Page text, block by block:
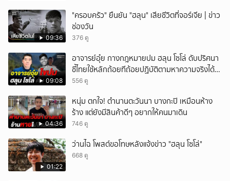
09:36
"ครอบครัว" ยืนยัน "ฮลุน" เสียชีวิตที่จอร์เจีย | ข่าว
ช่องวัน
376 ดู
09:08
อาจารย์อุ๋ย กางกฎหมายปม ฮลุน โซโล่ ดับปริศนา
ชี้ไทยใช้หลักถ้อยทีถ้อยปฏิบัติตามหาความจริงได้
แม้ไร้สนธิสัญญา
556 ดู
04:36
หนุ่ม ตกใจ! ตำนานตะวันนา บางกะปิ เหมือนห้าง
ร้าง แต่ยังมีสินค้าดีๆ อยากให้คนมาเดิน
746 ดู
01:22
ว่านไฉ โพสต์ขอโทษหลังแจ้งข่าว "ฮลุน โซโล่"
668 ดู